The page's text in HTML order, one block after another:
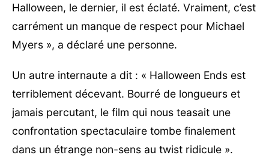
Halloween, le dernier, il est éclaté. Vraiment, c’est
carrément un manque de respect pour Michael
Myers », a déclaré une personne.
Un autre internaute a dit : « Halloween Ends est
terriblement décevant. Bourré de longueurs et
jamais percutant, le film qui nous teasait une
confrontation spectaculaire tombe finalement
dans un étrange non-sens au twist ridicule ».